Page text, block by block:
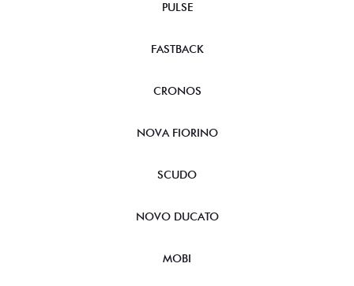
PULSE
FASTBACK
CRONOS
NOVA FIORINO
SCUDO
NOVO DUCATO
MOBI